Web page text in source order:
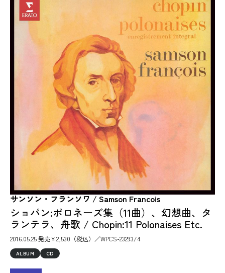
サンソン・フランソワ / Samson Francois
ショパン:ポロネーズ集（11曲）、幻想曲、タ
ランテラ、舟歌 / Chopin:11 Polonaises Etc.
2016.05.25 発売￥2,530（税込）／WPCS-23293/4
ALBUM CD